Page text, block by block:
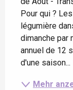
Pour qui ?
légumière
dimanche par
annuel de 12
d'une saison...
Mehr